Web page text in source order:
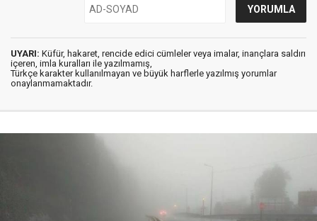
UYARI: Küfür, hakaret, rencide edici cümleler veya imalar, inançlara saldırı
içeren, imla kuralları ile yazılmamış,
Türkçe karakter kullanılmayan ve büyük harflerle yazılmış yorumlar
onaylanmamaktadır.